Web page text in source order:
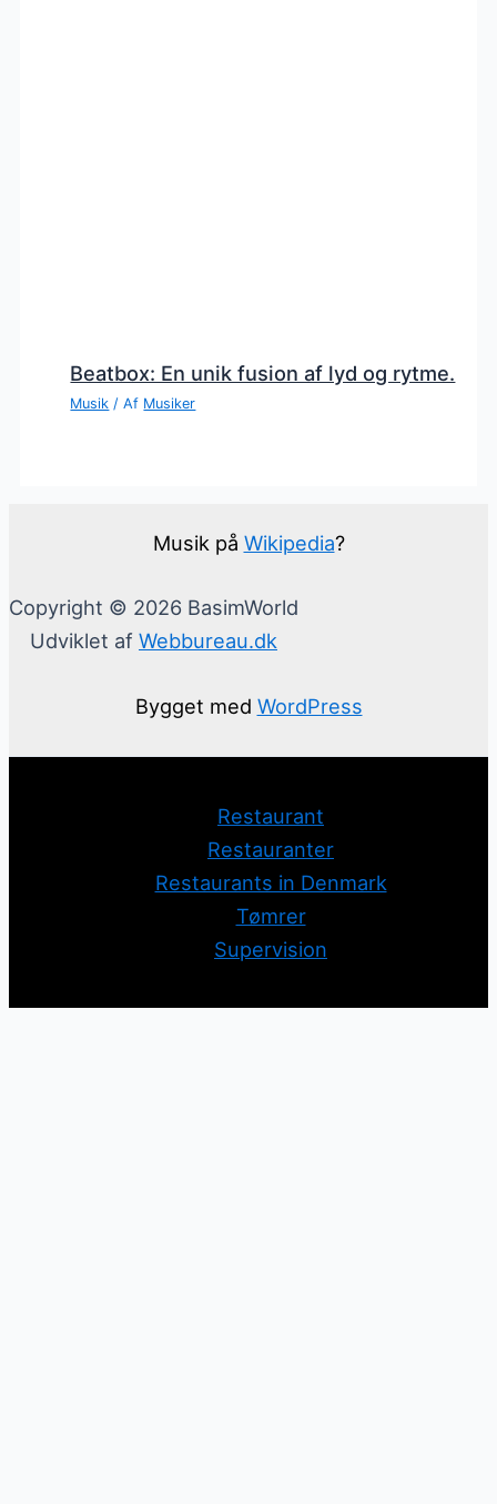
Beatbox: En unik fusion af lyd og rytme.
Musik / Af Musiker
Musik på Wikipedia?
Copyright © 2026 BasimWorld
Udviklet af Webbureau.dk
Bygget med WordPress
Restaurant
Restauranter
Restaurants in Denmark
Tømrer
Supervision